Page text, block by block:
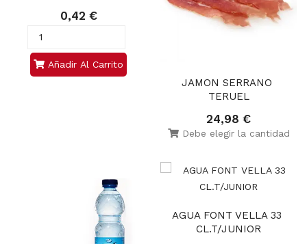
0,42 €
Añadir Al Carrito
JAMON SERRANO
TERUEL
24,98 €
Debe elegir la cantidad
AGUA FONT VELLA 33
CL.T/JUNIOR